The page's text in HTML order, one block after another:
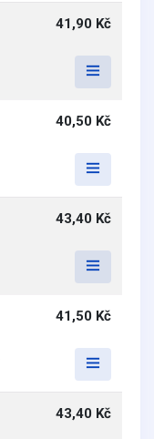
41,90 Kč
40,50 Kč
43,40 Kč
41,50 Kč
43,40 Kč